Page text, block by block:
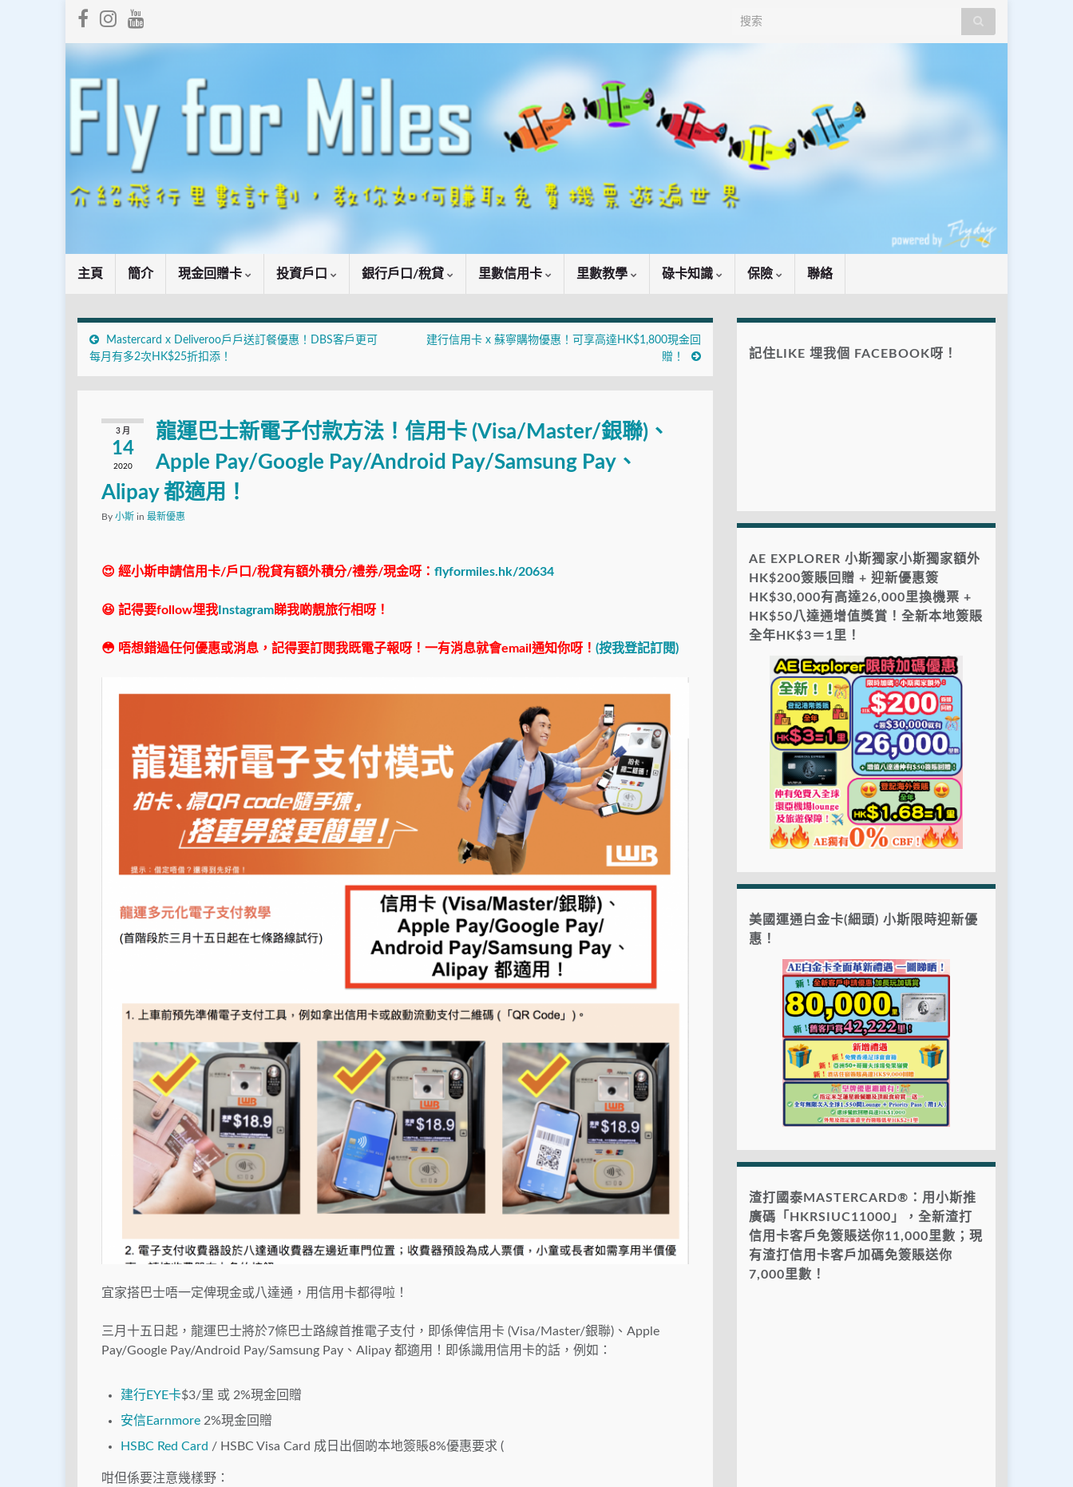
Search for:
主頁 簡介 現金回贈卡 投資戶口 銀行戶口/稅貸 里數信用卡 里數教學 碌卡知識 保險 聯絡
Mastercard x Deliveroo戶戶送訂餐優惠！DBS客戶更可
每月有多2次HK$25折扣添！
建行信用卡 x 蘇寧購物優惠！可享高達HK$1,800現金回
贈！
3 月
14
2020
龍運巴士新電子付款方法！信用卡 (Visa/Master/銀聯)、
Apple Pay/Google Pay/Android Pay/Samsung Pay、
Alipay 都適用！
By 小斯 in 最新優惠
😍 經小斯申請信用卡/戶口/稅貸有額外積分/禮券/現金呀： flyformiles.hk/20634
😆 記得要follow埋我 Instagram睇我啲靚旅行相呀！
😳 唔想錯過任何優惠或消息，記得要訂閱我既電子報呀！一有消息就會email通知你呀！ (按我登記訂閱)
宜家搭巴士唔一定俾現金或八達通，用信用卡都得啦！
三月十五日起，龍運巴士將於7條巴士路線首推電子支付，即係俾信用卡 (Visa/Master/銀聯)、Apple
Pay/Google Pay/Android Pay/Samsung Pay、Alipay 都適用！即係識用信用卡的話，例如：
建行EYE卡$3/里 或 2%現金回贈
安信Earnmore 2%現金回贈
HSBC Red Card / HSBC Visa Card 成日出個啲本地簽賬8%優惠要求 (
咁但係要注意幾樣野：
記住LIKE 埋我個 FACEBOOK呀！
AE EXPLORER 小斯獨家小斯獨家額外
HK$200簽賬回贈 + 迎新優惠簽
HK$30,000有高達26,000里換機票 +
HK$50八達通增值獎賞！全新本地簽賬
全年HK$3＝1里！
美國運通白金卡(細頭) 小斯限時迎新優
惠！
渣打國泰MASTERCARD®：用小斯推
廣碼「HKRSIUC11000」，全新渣打
信用卡客戶免簽賬送你11,000里數；現
有渣打信用卡客戶加碼免簽賬送你
7,000里數！